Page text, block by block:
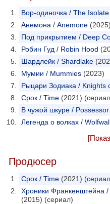
Вор-одиночка / The
Анемона / Anemone (2025)
Под прикрытием / Deep
Робин Гуд / Robin Hood
Шардлейк / Shardlake
Мумии / Mummies (2023)
Рыцари Зодиака / Knights
Срок / Time (2021)
В чужой шкуре / Possessor
Легенда о волках /
Продюсер
Срок / Time (2021)
Хроники Франкенштейна
(2015) (сериал)